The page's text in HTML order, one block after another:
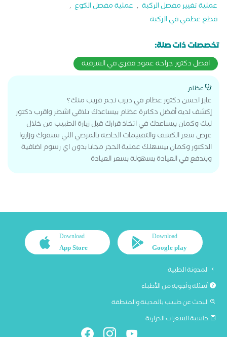
عملية تغيير مفصل الركبة , عملية مفصل الكوع ,
قطع عظمي في الركبة
تخصصات ذات صلة:
افضل دكتور جراحة عمود فقري في الشرقية
عظام
عايز احسن دكتور عظام في ديرب نجم قريب منك؟
إكشف لديه أفضل دكاترة عظام بيساعدك تلاقي اشطر واقرب دكتور
ليك وكمان بيساعدك في اتخاذ قرارك قبل زيارة الطبيب من خلال
عرض سعر الكشف والتقييمات الخاصة بالمرضي اللي سبقوك وزاروا
الدكتور وكمان بيسهلك عملية الحجز مجانا بدون اي رسوم اضافية
وبتدفع في العيادة بسهولة بسعر العيادة
Download
Google play
Download
App Store
المدونة الطبية
أسئلة وأجوبة من الأطباء
البحث عن طبيب بالمدينة والمنطقة
حاسبة السعرات الحرارية